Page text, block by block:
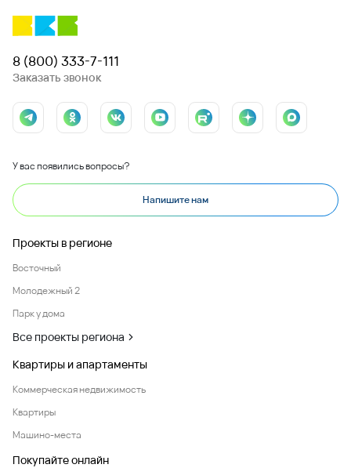
8 (800) 333-7-111
Заказать звонок
У вас появились вопросы?
Напишите нам
Проекты в регионе
Восточный
Молодежный 2
Парк у дома
Все проекты региона
Квартиры и апартаменты
Коммерческая недвижимость
Квартиры
Машино-места
Покупайте онлайн